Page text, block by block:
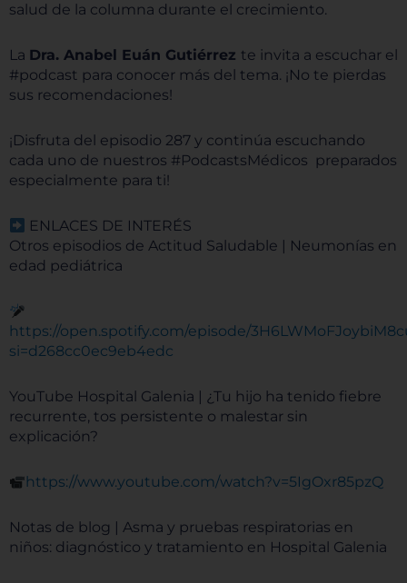
salud de la columna durante el crecimiento.
La Dra. Anabel Euán Gutiérrez te invita a escuchar el
#podcast para conocer más del tema. ¡No te pierdas
sus recomendaciones!
¡Disfruta del episodio 287 y continúa escuchando
cada uno de nuestros #PodcastsMédicos preparados
especialmente para ti!
ENLACES DE INTERÉS
Otros episodios de Actitud Saludable | Neumonías en
edad pediátrica
https://open.spotify.com/episode/
si=d268cc0ec9eb4edc
YouTube Hospital Galenia | ¿Tu hijo ha tenido fiebre
recurrente, tos persistente o malestar sin
explicación?
https://www.youtube.com/watch?v=5IgOxr85pzQ
Notas de blog | Asma y pruebas respiratorias en
niños: diagnóstico y tratamiento en Hospital Galenia